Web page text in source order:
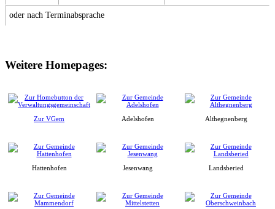
oder nach Terminabsprache
Weitere Homepages:
Zur VGem Adelshofen Althegnenberg
Hattenhofen Jesenwang Landsberied